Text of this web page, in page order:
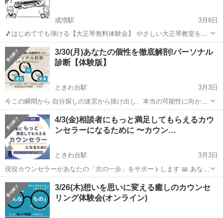
成増駅
3月8日
🎵はじめてでも弾ける【大正琴無料体験会】 やさしい大正琴教室を始
めます。 🌸楽譜が読めなくても大丈夫 🌸昔好きだった曲をもう一
度 🌸数字譜で弾くのでどなたでも簡単 🌸指先の体操にもなります 🌸
まったく初めての方大歓迎 ...
東京 板橋区 成増駅 その他 体験会
3/30(月)あなたの個性を徹底解剖!パーソナル
診断【体験版】
ときわ台駅
3月3日
今この瞬間から 自分探しの迷宮から抜け出し、本当の可能性に向かっ
て歩き出せる たった30分で人生が変わる？！ オンライン 「パーソナ
ル診断」体験会 上級心理カウンセラーが あなたの過去・現在・未来を
紐解き、真の姿...
東京 板橋区 ときわ台駅 その他
4/3(金)相談者にもっと満足してもらえるカウ
ンセラーになるために 〜カウン…
ときわ台駅
3月3日
現役カウンセラーがあなたの「次の一歩」をサポートします 📖 あなた
は今、こんなことで悩んでいませんか？ □クライアントの満足度が気
になる □せっかく資格を取ったのに、思ったようにカウンセリング活
動が進まない □カ...
東京 板橋区 ときわ台駅 その他 心理
3/26(木)想いを思いに変える癒しのカウンセ
リング体験会(オンライン)